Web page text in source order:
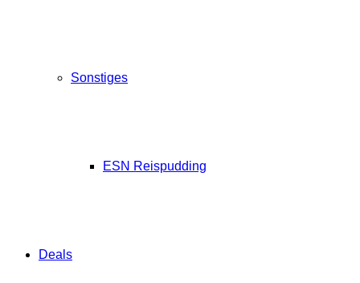
Sonstiges
ESN Reispudding
Deals